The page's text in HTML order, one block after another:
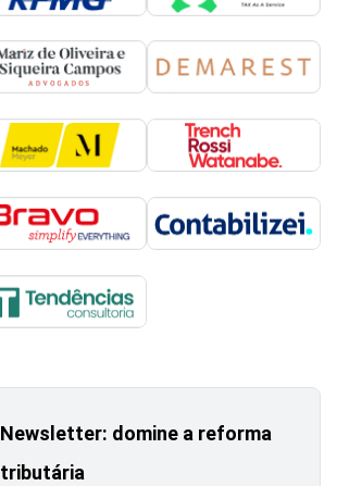
Newsletter: domine a reforma
tributária